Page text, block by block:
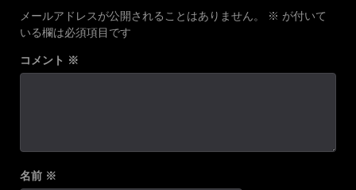
メールアドレスが公開されることはありません。 ※ が付いて
いる欄は必須項目です
コメント ※
名前 ※